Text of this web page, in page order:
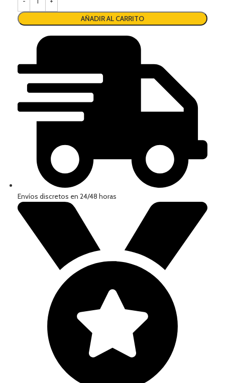
AÑADIR AL CARRITO
Envíos discretos en 24/48 horas